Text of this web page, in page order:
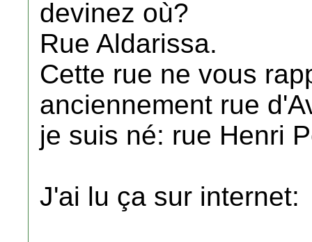
devinez où?
Rue Aldarissa.
Cette rue ne vous
anciennement rue
je suis né: rue Henri
J'ai lu ça sur internet: